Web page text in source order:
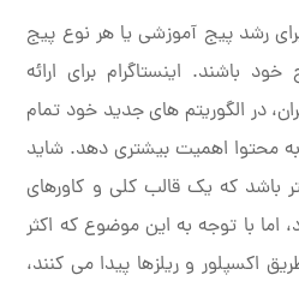
رشد پیج آموزشی یا هر نوع پیج
باشند. اینستاگرام برای ارائه
در الگوریتم های جدید خود تمام
محتوا اهمیت بیشتری دهد. شاید
باشد که یک قالب کلی و کاورهای
اما با توجه به این موضوع که اکثر
اکسپلور و ریلزها پیدا می کنند،